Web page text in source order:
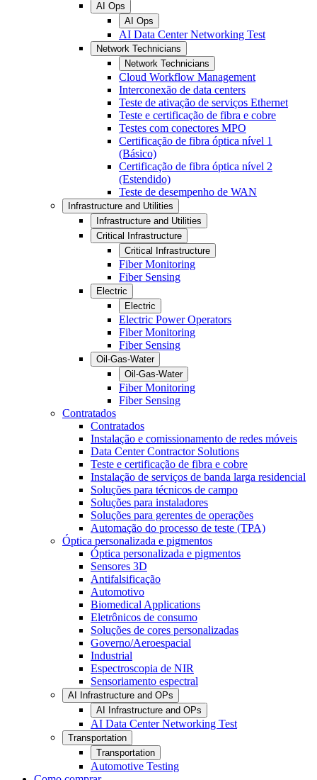
AI Ops
AI Ops
AI Data Center Networking Test
Network Technicians
Network Technicians
Cloud Workflow Management
Interconexão de data centers
Teste de ativação de serviços Ethernet
Teste e certificação de fibra e cobre
Testes com conectores MPO
Certificação de fibra óptica nível 1
(Básico)
Certificação de fibra óptica nível 2
(Estendido)
Teste de desempenho de WAN
Infrastructure and Utilities
Infrastructure and Utilities
Critical Infrastructure
Critical Infrastructure
Fiber Monitoring
Fiber Sensing
Electric
Electric
Electric Power Operators
Fiber Monitoring
Fiber Sensing
Oil-Gas-Water
Oil-Gas-Water
Fiber Monitoring
Fiber Sensing
Contratados
Contratados
Instalação e comissionamento de redes móveis
Data Center Contractor Solutions
Teste e certificação de fibra e cobre
Instalação de serviços de banda larga residencial
Soluções para técnicos de campo
Soluções para instaladores
Soluções para gerentes de operações
Automação do processo de teste (TPA)
Óptica personalizada e pigmentos
Óptica personalizada e pigmentos
Sensores 3D
Antifalsificação
Automotivo
Biomedical Applications
Eletrônicos de consumo
Soluções de cores personalizadas
Governo/Aeroespacial
Industrial
Espectroscopia de NIR
Sensoriamento espectral
AI Infrastructure and OPs
AI Infrastructure and OPs
AI Data Center Networking Test
Transportation
Transportation
Automotive Testing